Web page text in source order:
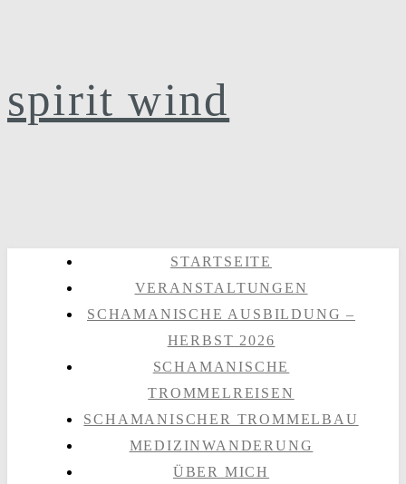
spirit wind
STARTSEITE
VERANSTALTUNGEN
SCHAMANISCHE AUSBILDUNG –
HERBST 2026
SCHAMANISCHE
TROMMELREISEN
SCHAMANISCHER TROMMELBAU
MEDIZINWANDERUNG
ÜBER MICH